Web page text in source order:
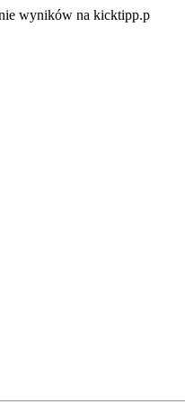
wyników na kicktipp.pZacznij